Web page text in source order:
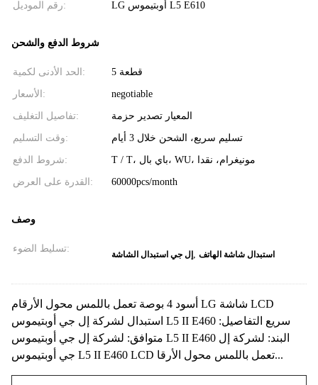
رقم الموديل: LG أوبتيموس L5 E610
شروط الدفع والشحن
الحد الأدنى لكمية: 5 قطعة
الأسعار: negotiable
تفاصيل التغليف: المعيار تصدير حزمة
وقت التسليم: تسليم سريع، الشحن خلال 3 أيام
شروط الدفع: T / T، باي بال، WU، مونيغرام، نقدا
القدرة على العرض: 60000pcs/month
وصف
تسليط الضوء:
إل جي استبدال الشاشة, استبدال شاشة الهاتف
أسود 4 بوصة تعمل باللمس محول الأرقام LG شاشة LCD
استبدال لشركة إل جي أوبتيموس L5 II E460 سريع التفاصيل:
متوافق: لشركة إل جي أوبتيموس L5 II E460 البند: لشركة إل
جي أوبتيموس L5 II E460 LCD تعمل باللمس محول الأرقا...